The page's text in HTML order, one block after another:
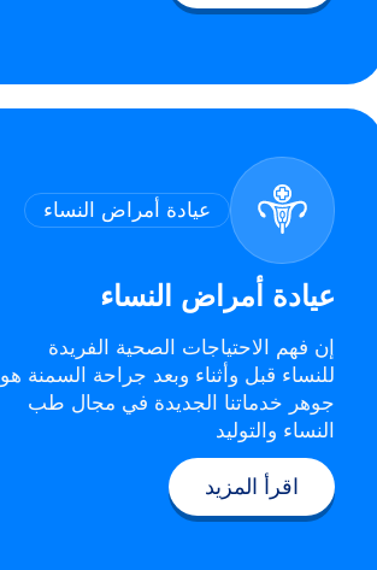
عيادة أمراض النساء
عيادة أمراض النساء
إن فهم الاحتياجات الصحية الفريدة
للنساء قبل وأثناء وبعد جراحة السمنة هو
جوهر خدماتنا الجديدة في مجال طب
النساء والتوليد
اقرأ المزيد